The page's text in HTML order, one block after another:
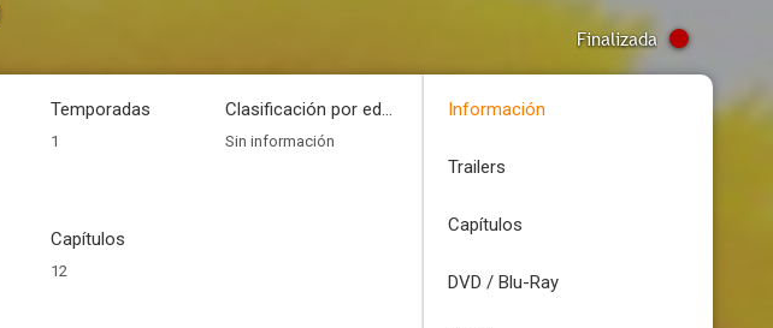
Finalizada
Temporadas
1
Clasificación por edades
Sin información
Capítulos
12
Información
Trailers
Capítulos
DVD / Blu-Ray